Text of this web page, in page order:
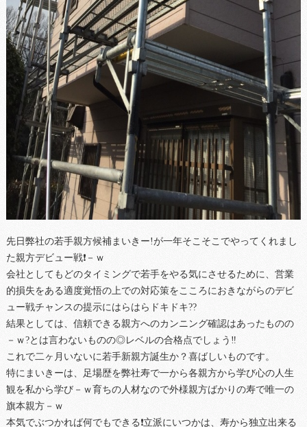
先日弊社の若手親方候補まいきー!が一年そこそこでやってくれまし
た親方デビュー戦❗－ｗ
会社としてもどのタイミングで若手をやる気にさせるために、営業
的損失をある適度覚悟の上での対応策をこころにおきながらのデビ
ュー戦チャンスの提示にはらはらドキドキ??
結果としては、信頼できる親方へのカンニング確認はあったものの
－ｗ?とは言わないものの◎レベルの合格点でしょう‼
これで二ヶ月いないに若手新親方誕生か？喜ばしいものです。
特にまいきーは、足場歴を弊社寿で一から各親方から学び心の人生
観を私から学び－ｗ育ちの人材なので外様親方ばかりの寿で唯一の
旗本親方－ｗ
本気でぶつかれば何でもできる❗立派にいつかは、寿から独立出来る